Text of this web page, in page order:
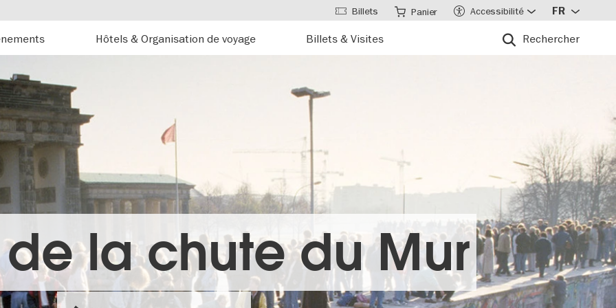
Hôtels & Organisation de voyage Billets & Visites Rechercher
Billets Panier Accessibilité FR
de la chute du Mur